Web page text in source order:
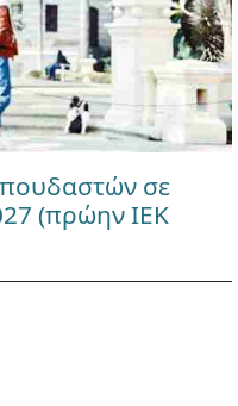
σε
(πρώην ΙΕΚ